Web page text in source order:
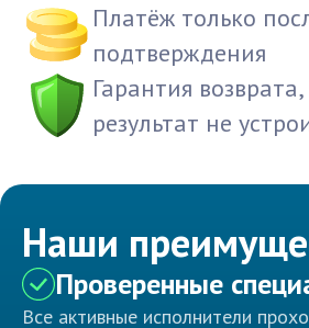
Платёж только
подтверждения
Гарантия возврата,
результат не
Наши
Проверенные
Все активные исполнители